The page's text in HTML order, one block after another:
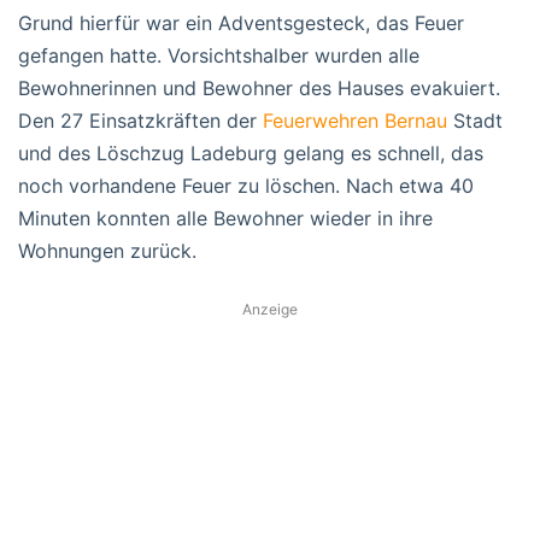
Grund hierfür war ein Adventsgesteck, das Feuer
gefangen hatte. Vorsichtshalber wurden alle
Bewohnerinnen und Bewohner des Hauses evakuiert.
Den 27 Einsatzkräften der Feuerwehren Bernau Stadt
und des Löschzug Ladeburg gelang es schnell, das
noch vorhandene Feuer zu löschen. Nach etwa 40
Minuten konnten alle Bewohner wieder in ihre
Wohnungen zurück.
Anzeige